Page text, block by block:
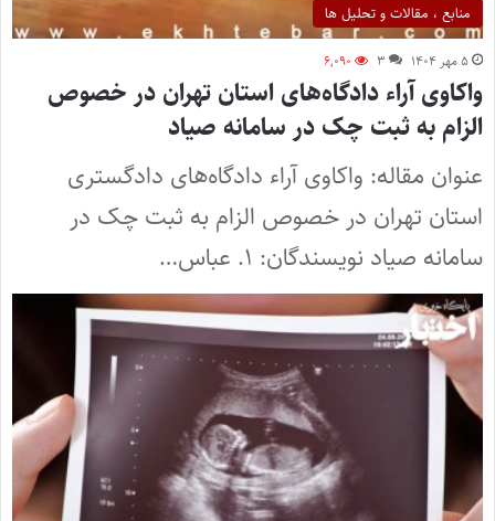
منابع ، مقالات و تحلیل ها
۵ مهر ۱۴۰۴ ۳ ۶,۰۹۰
واکاوی آراء دادگاه‌های استان تهران در خصوص
الزام به ثبت چک در سامانه صیاد
عنوان مقاله:‌ واکاوی آراء دادگاه‌های دادگستری
استان تهران در خصوص الزام به ثبت چک در
سامانه صیاد نویسندگان: ۱. عباس…